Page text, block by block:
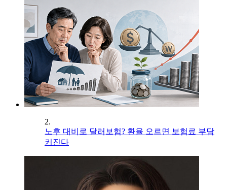
2.
노후 대비로 달러보험? 환율 오르면 보험료 부담
커진다